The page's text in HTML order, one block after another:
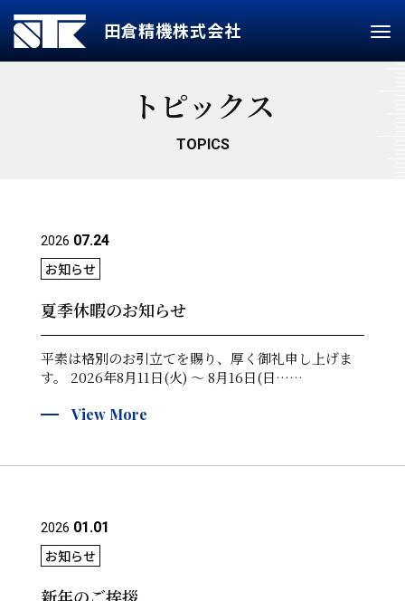
田倉精機株式会社
トピックス
TOPICS
2026 07.24
お知らせ
夏季休暇のお知らせ
平素は格別のお引立てを賜り、厚く御礼申し上げま
す。 2026年8月11日(火) ～ 8月16日(日……
View More
2026 01.01
お知らせ